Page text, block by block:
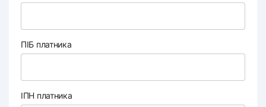
ПІБ платника
ІПН платника